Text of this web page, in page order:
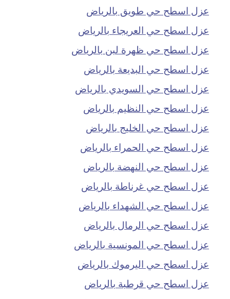
عزل اسطح حي طويق بالرياض
عزل اسطح حي العريجاء بالرياض
عزل اسطح حي ظهرة لبن بالرياض
عزل اسطح حي البديعة بالرياض
عزل اسطح حي السويدي بالرياض
عزل اسطح حي النظيم بالرياض
عزل اسطح حي الخليج بالرياض
عزل اسطح حي الحمراء بالرياض
عزل اسطح حي النهضة بالرياض
عزل اسطح حي غرناطة بالرياض
عزل اسطح حي الشهداء بالرياض
عزل اسطح حي الرمال بالرياض
عزل اسطح حي المونسية بالرياض
عزل اسطح حي اليرموك بالرياض
عزل اسطح حي قرطبة بالرياض